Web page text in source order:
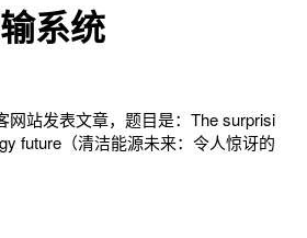
系统
网站发表文章，题目是：The surprisi
future（清洁能源未来：令人惊讶的